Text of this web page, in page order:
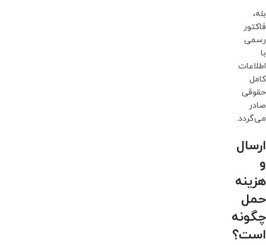
بله،
فاکتور
رسمی
با
اطلاعات
کامل
حقوقی
صادر
می‌گردد.
ارسال
و
هزینه
حمل
چگونه
است؟